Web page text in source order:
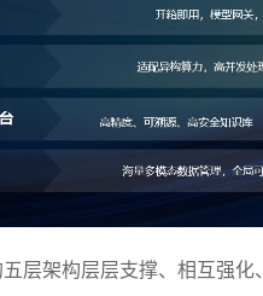
层架构层层支撑、相互强